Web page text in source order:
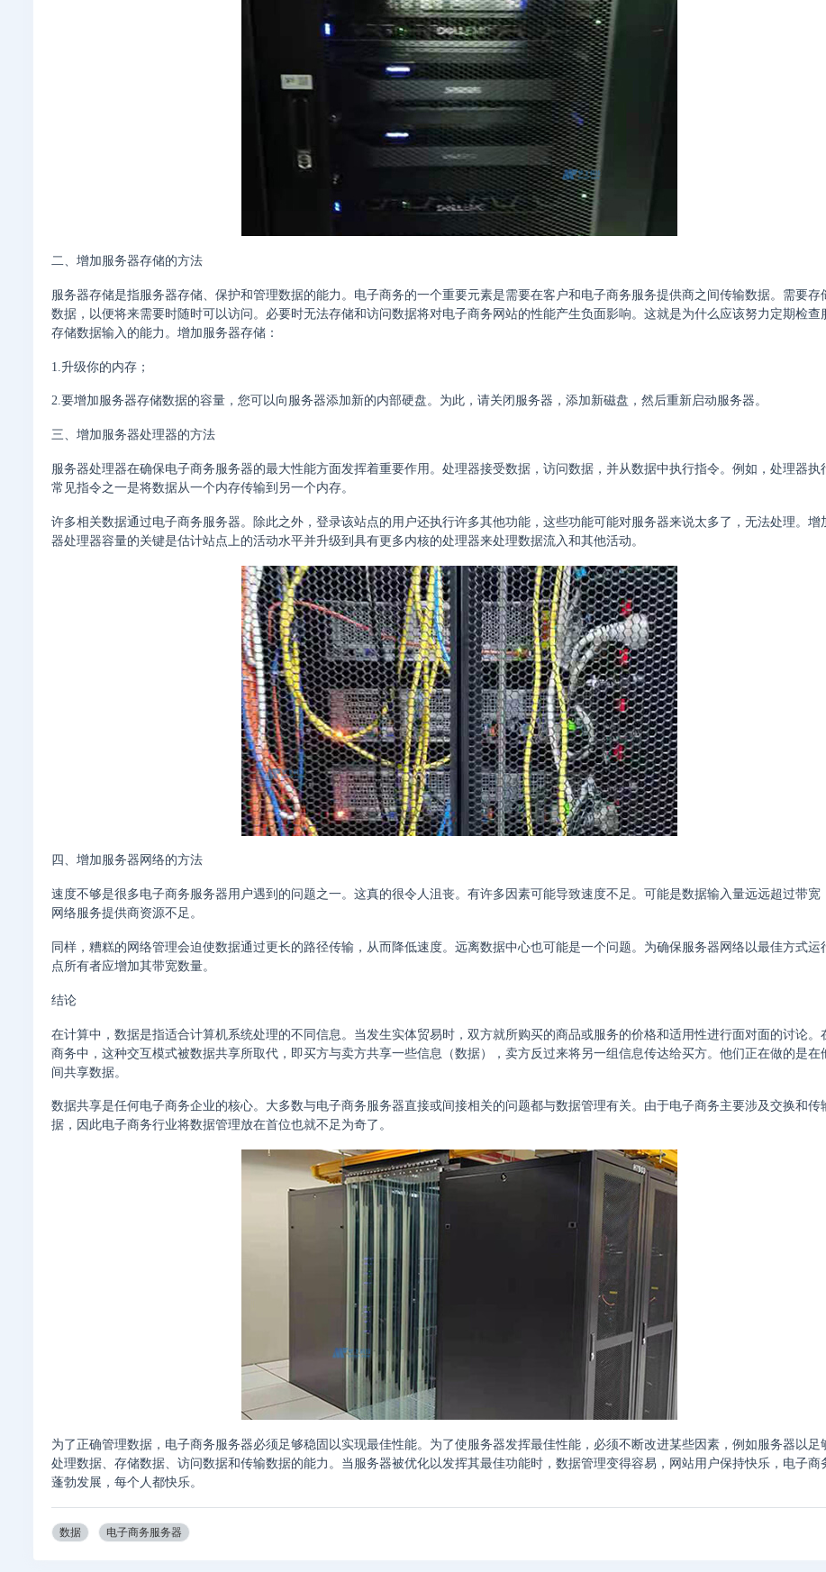
二、增加服务器存储的方法
服务器存储是指服务器存储、保护和管理数据的能力。电子商务的一个重要元素是需要在客户和电子商务服务提供商之间传输数据。需要存
数据，以便将来需要时随时可以访问。必要时无法存储和访问数据将对电子商务网站的性能产生负面影响。这就是为什么应该努力定期检查
存储数据输入的能力。增加服务器存储：
1.升级你的内存；
2.要增加服务器存储数据的容量，您可以向服务器添加新的内部硬盘。为此，请关闭服务器，添加新磁盘，然后重新启动服务器。
三、增加服务器处理器的方法
服务器处理器在确保电子商务服务器的最大性能方面发挥着重要作用。处理器接受数据，访问数据，并从数据中执行指令。例如，处理器执
常见指令之一是将数据从一个内存传输到另一个内存。
许多相关数据通过电子商务服务器。除此之外，登录该站点的用户还执行许多其他功能，这些功能可能对服务器来说太多了，无法处理。增
器处理器容量的关键是估计站点上的活动水平并升级到具有更多内核的处理器来处理数据流入和其他活动。
四、增加服务器网络的方法
速度不够是很多电子商务服务器用户遇到的问题之一。这真的很令人沮丧。有许多因素可能导致速度不足。可能是数据输入量远远超过带宽
网络服务提供商资源不足。
同样，糟糕的网络管理会迫使数据通过更长的路径传输，从而降低速度。远离数据中心也可能是一个问题。为确保服务器网络以最佳方式运
点所有者应增加其带宽数量。
结论
在计算中，数据是指适合计算机系统处理的不同信息。当发生实体贸易时，双方就所购买的商品或服务的价格和适用性进行面对面的讨论。
商务中，这种交互模式被数据共享所取代，即买方与卖方共享一些信息（数据），卖方反过来将另一组信息传达给买方。他们正在做的是在
间共享数据。
数据共享是任何电子商务企业的核心。大多数与电子商务服务器直接或间接相关的问题都与数据管理有关。由于电子商务主要涉及交换和传
据，因此电子商务行业将数据管理放在首位也就不足为奇了。
为了正确管理数据，电子商务服务器必须足够稳固以实现最佳性能。为了使服务器发挥最佳性能，必须不断改进某些因素，例如服务器以足
处理数据、存储数据、访问数据和传输数据的能力。当服务器被优化以发挥其最佳功能时，数据管理变得容易，网站用户保持快乐，电子商
蓬勃发展，每个人都快乐。
数据 电子商务服务器